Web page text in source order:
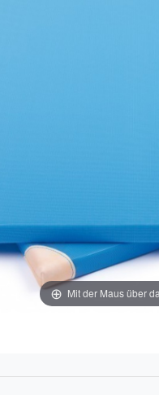
Mit der Maus über